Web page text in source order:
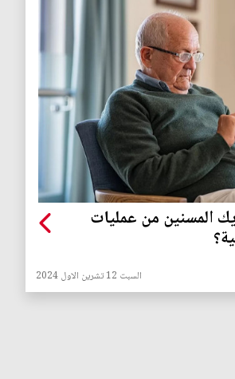
المسنين من عمليات
السبت 12 تشرين الاول 2024